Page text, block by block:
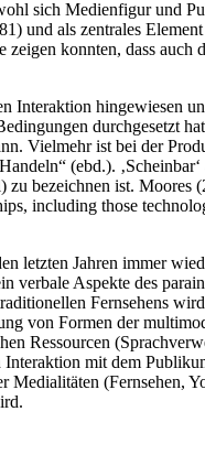
sich Medienfigur und
) und als zentrales
zeigen konnten, dass
Interaktion hingewiesen
durchgesetzt
Vielmehr ist bei der
(ebd.).
zu bezeichnen ist. Moores
including those
letzten Jahren immer
Aspekte des
Fernsehens
von Formen der
Ressourcen
mit dem
(Fernsehen,